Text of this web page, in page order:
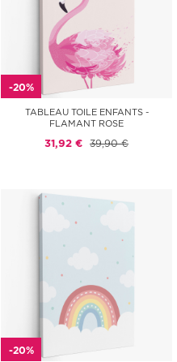
-20%
TABLEAU TOILE ENFANTS -
FLAMANT ROSE
31,92 € 39,90 €
-20%